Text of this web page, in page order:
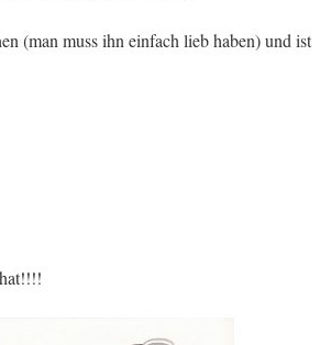
(man muss ihn einfach lieb haben) und ist